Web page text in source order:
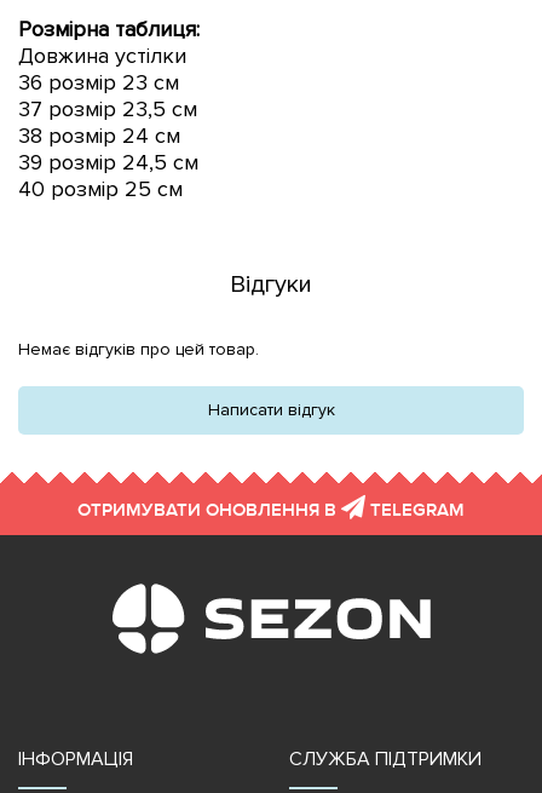
Розмірна таблиця:
Довжина устілки
36 розмір 23 см
37 розмір 23,5 см
38 розмір 24 см
39 розмір 24,5 см
40 розмір 25 см
Відгуки
Немає відгуків про цей товар.
Написати відгук
ОТРИМУВАТИ ОНОВЛЕННЯ В TELEGRAM
ІНФОРМАЦІЯ СЛУЖБА ПІДТРИМКИ